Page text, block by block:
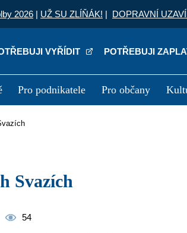
2026 | UŽ SU ZLÍŇÁK! | DOPRAVNÍ
VYŘÍDIT POTŘEBUJI
Pro podnikatele Pro občany
Svazích
54